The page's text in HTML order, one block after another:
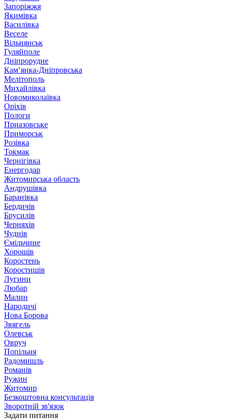
Запоріжжя
Якимівка
Василівка
Веселе
Вільнянськ
Гуляйполе
Дніпрорудне
Кам’янка-Дніпровська
Мелітополь
Михайлівка
Новомиколаївка
Оріхів
Пологи
Приазовське
Приморськ
Розівка
Токмак
Чернігівка
Енергодар
Житомирська область
Андрушівка
Баранівка
Бердичів
Брусилів
Черняхів
Чуднів
Ємільчине
Хорошів
Коростень
Коростишів
Лугини
Любар
Малин
Народичі
Нова Борова
Звягель
Олевськ
Овруч
Попільня
Радомишль
Романів
Ружин
Житомир
Безкоштовна консультація
Зворотній зв'язок
Задати питання